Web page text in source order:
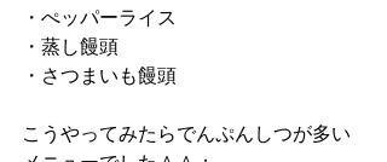
・ぺッパーライス
・蒸し饅頭
・さつまいも饅頭
こうやってみたらでんぷんしつが多い